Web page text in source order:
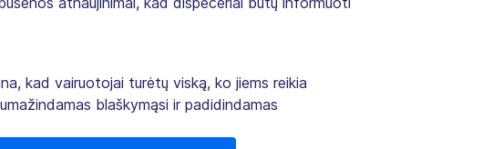
kad vairuotojai turėtų viską, ko jiems reikia
blaškymąsi ir padidindamas